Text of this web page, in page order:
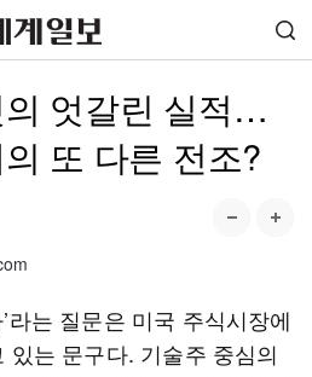
엇갈린 실적…
또 다른 전조?
라는 질문은 미국 주식시장에
있는 문구다. 기술주 중심의